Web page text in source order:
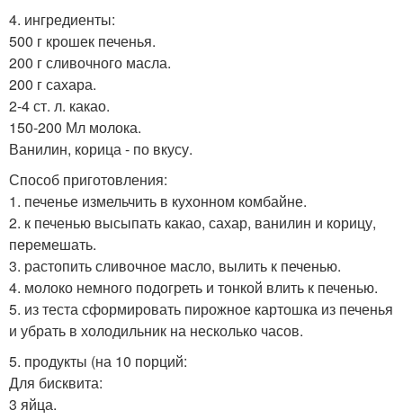
4. ингредиенты:
500 г крошек печенья.
200 г сливочного масла.
200 г сахара.
2-4 ст. л. какао.
150-200 Мл молока.
Ванилин, корица - по вкусу.
Способ приготовления:
1. печенье измельчить в кухонном комбайне.
2. к печенью высыпать какао, сахар, ванилин и корицу,
перемешать.
3. растопить сливочное масло, вылить к печенью.
4. молоко немного подогреть и тонкой влить к печенью.
5. из теста сформировать пирожное картошка из печенья
и убрать в холодильник на несколько часов.
5. продукты (на 10 порций:
Для бисквита:
3 яйца.